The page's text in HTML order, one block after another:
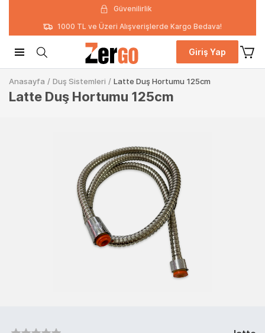
Güvenilirlik
1000 TL ve Üzeri Alışverişlerde Kargo Bedava!
Giriş Yap
Anasayfa / Duş Sistemleri / Latte Duş Hortumu 125cm
Latte Duş Hortumu 125cm